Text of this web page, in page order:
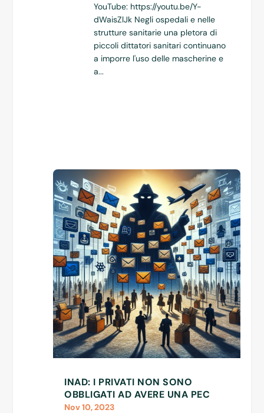
YouTube: https://youtu.be/Y-
dWaisZlJk Negli ospedali e nelle
strutture sanitarie una pletora di
piccoli dittatori sanitari continuano
a imporre l'uso delle mascherine e
a...
INAD: I PRIVATI NON SONO
OBBLIGATI AD AVERE UNA PEC
Nov 10, 2023